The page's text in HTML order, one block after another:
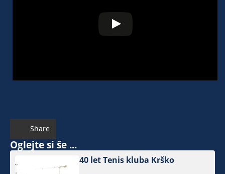
Share
Oglejte si še ...
40 let Tenis kluba Krško